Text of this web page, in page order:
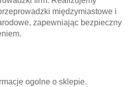
międzymiastowe i
zapewniając bezpieczny
ogolne o sklepie.